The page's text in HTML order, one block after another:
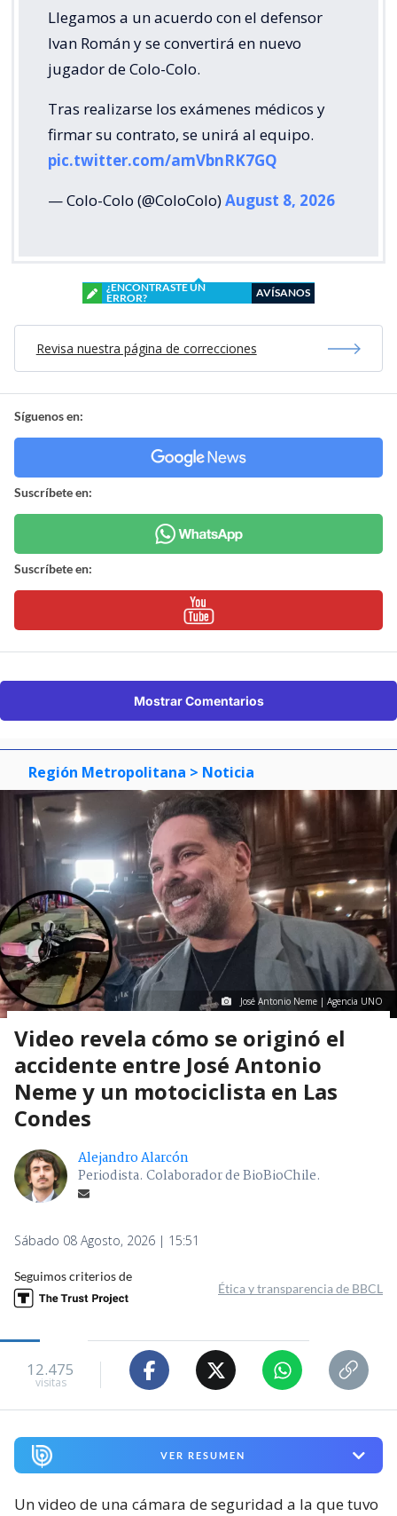
Llegamos a un acuerdo con el defensor
Ivan Román y se convertirá en nuevo
jugador de Colo-Colo.
Tras realizarse los exámenes médicos y
firmar su contrato, se unirá al equipo.
pic.twitter.com/amVbnRK7GQ
— Colo-Colo (@ColoColo)August 8, 2026
¿ENCONTRASTE UN
ERROR?
AVÍSANOS
Revisa nuestra página de correcciones
Síguenos en:
Suscríbete en:
Suscríbete en:
Mostrar Comentarios
Región Metropolitana > Noticia
José Antonio Neme | Agencia UNO
Video revela cómo se originó el
accidente entre José Antonio
Neme y un motociclista en Las
Condes
Alejandro Alarcón
Periodista. Colaborador de BioBioChile.
Sábado 08 Agosto, 2026 | 15:51
Seguimos criterios de
Ética y transparencia de BBCL
12.475
visitas
VER RESUMEN
Un video de una cámara de seguridad a la que tuvo